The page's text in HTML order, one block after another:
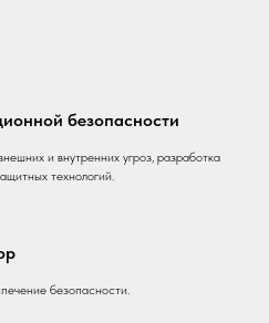
безопасности
и внутренних угроз, разработка
технологий.
безопасности.